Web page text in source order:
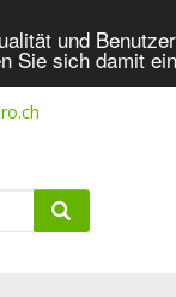
und
Sie sich damit